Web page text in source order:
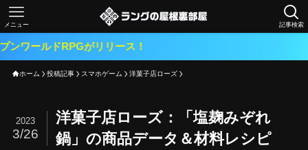
記事検索
メニュー
がリリース！
ホーム 投稿記事 スマホゲーム 洋菓子店ローズ
洋菓子店ローズ：「塩麹みぞれ
鍋」の商品データ＆材料レシピ
2023
3/26